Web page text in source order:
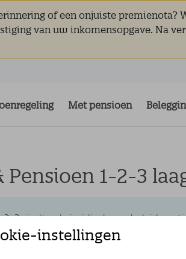
of een onjuiste premienota?
van uw inkomensopgave. Na
Met pensioen
1-2-3
2-3 vindt u de juridische en
instellingen